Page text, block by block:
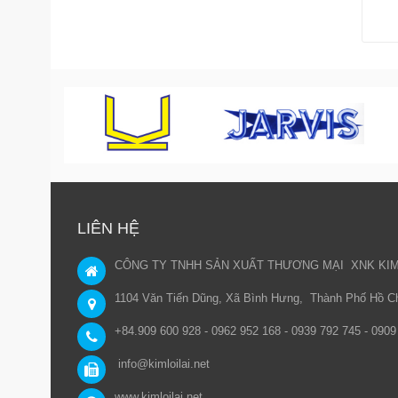
LIÊN HỆ
CÔNG TY TNHH SẢN XUẤT THƯƠNG MẠI XNK
1104 Văn Tiến Dũng, Xã Bình Hưng, Thành Phố Hồ
+84.909 600 928 - 0962 952 168 - 0939 792 745 -
info@kimloilai.net